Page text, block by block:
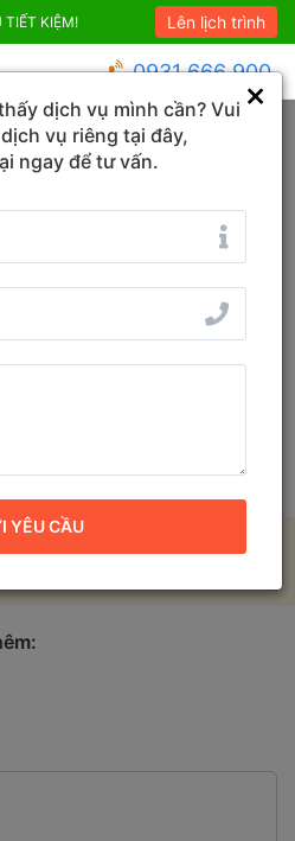
TIẾT KIỆM! Combo Sapa Siêu
Lên lịch trình
0931 666 900
Bồ
Ninh
tìm thấy, vui lòng thay đổi các
dịch vụ mình cần? Vui
vụ riêng tại đây,
ngay để tư vấn.